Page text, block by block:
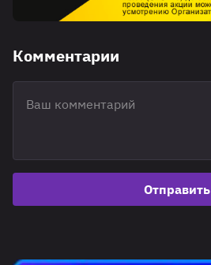
Комментарии
Отправить